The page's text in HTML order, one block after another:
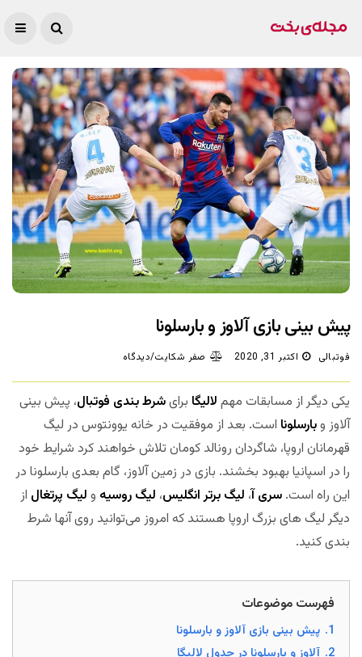
پیش بینی بازی‌ آلاوز و بارسلونا
فوتبالی اکتبر 31, 2020 صفر شکایت/دیدگاه
یکی دیگر از مسابقات مهم لالیگا برایشرط بندی فوتبال، پیش بینی
آلاوز وبارسلونا است. بعد از موفقیت در خانه یوونتوس در لیگ
قهرمانان اروپا، شاگردان رونالد کومان تلاش خواهند کرد شرایط خود
را در اسپانیا بهبود بخشند. بازی در زمین آلاوز، گام بعدی بارسلونا در
این راه است. سری آ، لیگ برتر انگلیس، لیگ روسیه و لیگ پرتغال از
دیگر لیگ های بزرگ اروپا هستند که امروز می‌توانید روی آنها شرط
بندی کنید.
فهرست موضوعات
1. پیش بینی بازی آلاوز و بارسلونا
2. آلاوز و بارسلونا در جدول لالیگا